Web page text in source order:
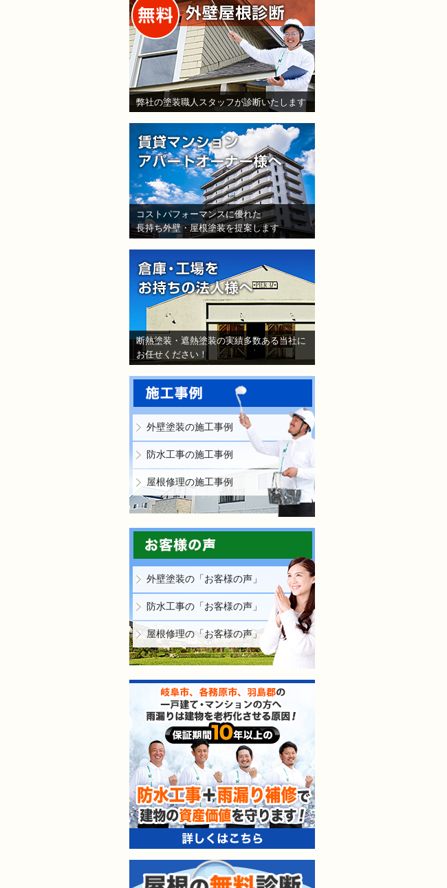
弊社の塗装職人スタッフが診断いたします
コストパフォーマンスに優れた
長持ち外壁・屋根塗装を提案します
断熱塗装・遮熱塗装の実績多数ある当社に
お任せください！
外壁塗装の施工事例
防水工事の施工事例
屋根修理の施工事例
外壁塗装の「お客様の声」
防水工事の「お客様の声」
屋根修理の「お客様の声」